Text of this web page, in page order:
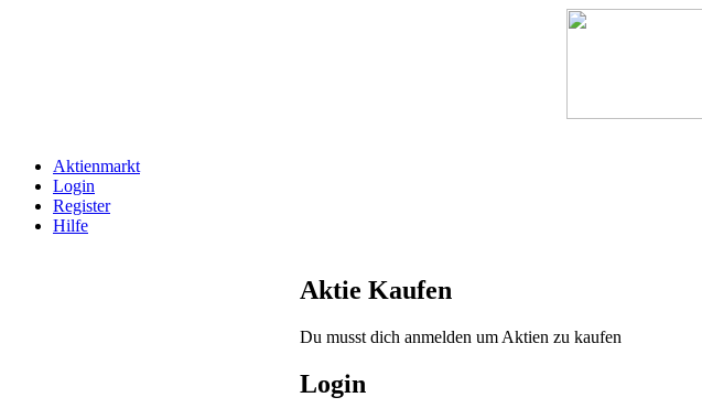
Aktienmarkt
Login
Register
Hilfe
Aktie Kaufen
Du musst dich anmelden um Aktien zu kaufen
Login